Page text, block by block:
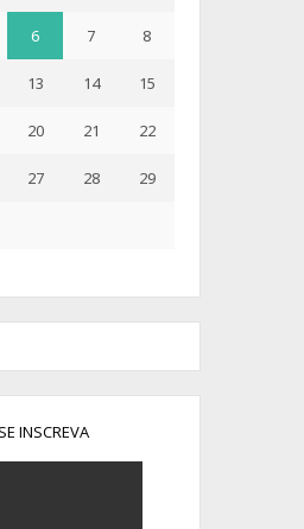
6 7 8
13 14 15
20 21 22
27 28 29
INSCREVA